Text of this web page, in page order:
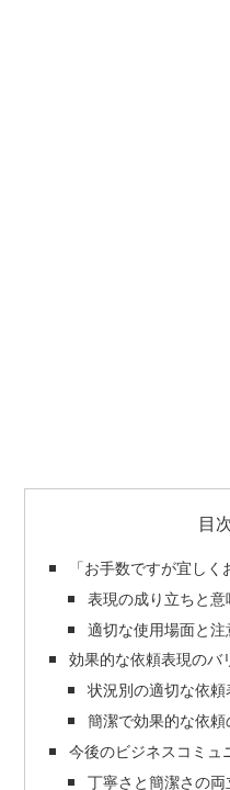
目
「お手数ですが宜し
表現の成り立ちと意
適切な使用場面と注
効果的な依頼表現のバ
状況別の適切な依頼
簡潔で効果的な依
今後のビジネスコミュ
丁寧さと簡潔さの両